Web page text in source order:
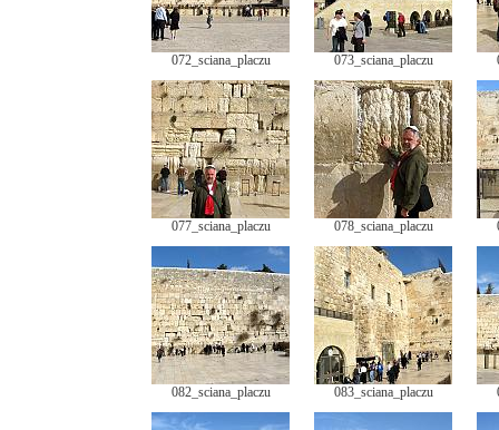
072_sciana_placzu 073_sciana_placzu
077_sciana_placzu 078_sciana_placzu
082_sciana_placzu 083_sciana_placzu